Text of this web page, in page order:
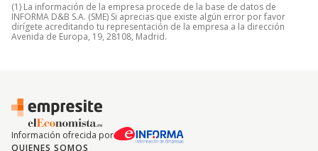
(1) La información de la empresa procede de la base de datos de
INFORMA D&B S.A. (SME) Si aprecias que existe algún error por favor
dirígete acreditando tu representación de la empresa a la dirección
Avenida de Europa, 19, 28108, Madrid.
Información ofrecida por
QUIENES SOMOS